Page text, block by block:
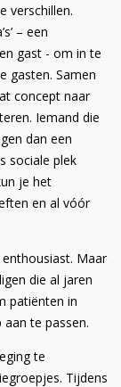
verschillen.
– een
gast - om in te
gasten. Samen
concept naar
Iemand die
dan een
sociale plek
je het
en al vóór
Maar
die al jaren
patiënten in
aan te passen.
te
Tijdens